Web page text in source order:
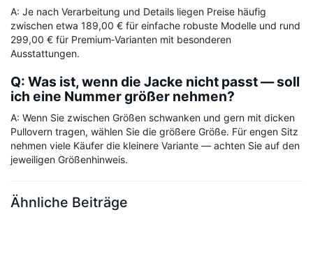
A: Je nach Verarbeitung und Details liegen Preise häufig
zwischen etwa 189,00 € für einfache robuste Modelle und rund
299,00 € für Premium‑Varianten mit besonderen
Ausstattungen.
Q: Was ist, wenn die Jacke nicht passt — soll
ich eine Nummer größer nehmen?
A: Wenn Sie zwischen Größen schwanken und gern mit dicken
Pullovern tragen, wählen Sie die größere Größe. Für engen Sitz
nehmen viele Käufer die kleinere Variante — achten Sie auf den
jeweiligen Größenhinweis.
Ähnliche Beiträge